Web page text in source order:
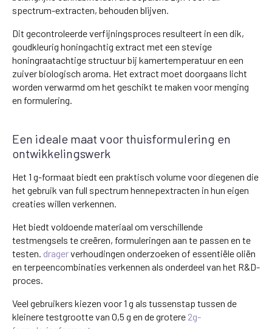
spectrum-extracten, behouden blijven.
Dit gecontroleerde verfijningsproces resulteert in een dik,
goudkleurig honingachtig extract met een stevige
honingraatachtige structuur bij kamertemperatuur en een
zuiver biologisch aroma. Het extract moet doorgaans licht
worden verwarmd om het geschikt te maken voor menging
en formulering.
Een ideale maat voor thuisformulering en
ontwikkelingswerk
Het 1 g-formaat biedt een praktisch volume voor diegenen die
het gebruik van full spectrum hennepextracten in hun eigen
creaties willen verkennen.
Het biedt voldoende materiaal om verschillende
testmengsels te creëren, formuleringen aan te passen en te
testen. dragerverhoudingen onderzoeken of essentiële oliën
en terpeencombinaties verkennen als onderdeel van het R&D-
proces.
Veel gebruikers kiezen voor 1 g als tussenstap tussen de
kleinere testgrootte van 0,5 g en de grotere 2g-